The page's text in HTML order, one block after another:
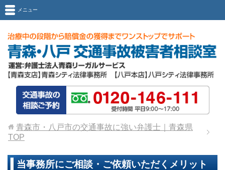
メニュー
青森市・八戸市の交通事故に強い弁護士｜青森県
TOP
当事務所にご相談・ご依頼いただくメリット